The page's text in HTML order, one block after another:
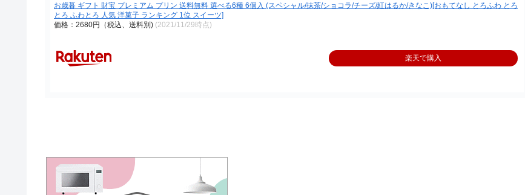
お歳暮 ギフト 財宝 プレミアム プリン 送料無料 選べる6種 6個入 (スペシャル/抹茶/ショコラ/チーズ/紅はるか/きなこ)[おもてなし とろふわ とろ
とろ ふわとろ 人気 洋菓子 ランキング 1位 スイーツ]
価格：2680円（税込、送料別) (2021/11/29時点)
楽天で購入